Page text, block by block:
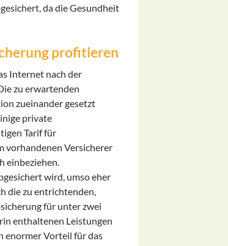
da die Gesundheit
profitieren
Internet nach der
zu erwartenden
zueinander gesetzt
private
Tarif für
vorhandenen Versicherer
einbeziehen.
wird, umso eher
die zu entrichtenden,
für unter zwei
enthaltenen Leistungen
enormer Vorteil für das